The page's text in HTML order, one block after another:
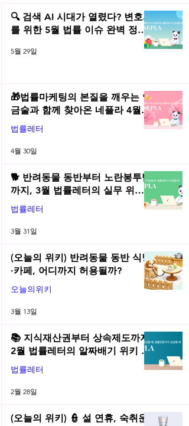
with warrant: BW)
🔍 검색 AI 시대가 열렸다? 변호사
를 위한 5월 법률 이슈 완벽 정리 |
5월 29일
🎁법률마케팅의 본질을 깨우는 연
금술과 함께 찾아온 네플라 4월
법률레터
법률레터
4월 30일
🐕 반려동물 동반부터 노란봉투법
까지, 3월 법률레터의 실무 위키
총정리! | 2026년 3월 네플라 법률
레터
법률레터
3월 31일
(오늘의 위키) 반려동물 동반 식당
·카페, 어디까지 허용될까?
오늘의위키
3월 13일
📚 지식재산권부터 상속제도까지,
2월 법률레터의 알짜배기 위키 모
음! | 2026년 2월 네플라 법률레터
법률레터
2월 28일
(오늘의 위키) 👮 설 연휴, 숙취운